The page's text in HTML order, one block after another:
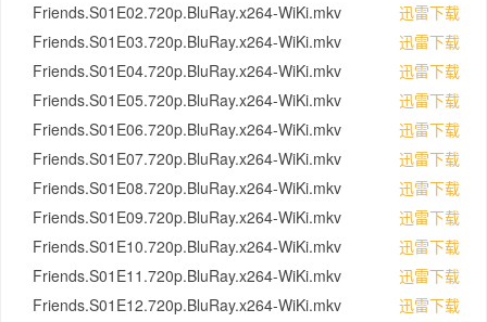
Friends.S01E02.720p.BluRay.x264-WiKi.mkv
迅雷下载
Friends.S01E03.720p.BluRay.x264-WiKi.mkv
迅雷下载
Friends.S01E04.720p.BluRay.x264-WiKi.mkv
迅雷下载
Friends.S01E05.720p.BluRay.x264-WiKi.mkv
迅雷下载
Friends.S01E06.720p.BluRay.x264-WiKi.mkv
迅雷下载
Friends.S01E07.720p.BluRay.x264-WiKi.mkv
迅雷下载
Friends.S01E08.720p.BluRay.x264-WiKi.mkv
迅雷下载
Friends.S01E09.720p.BluRay.x264-WiKi.mkv
迅雷下载
Friends.S01E10.720p.BluRay.x264-WiKi.mkv
迅雷下载
Friends.S01E11.720p.BluRay.x264-WiKi.mkv
迅雷下载
Friends.S01E12.720p.BluRay.x264-WiKi.mkv
迅雷下载